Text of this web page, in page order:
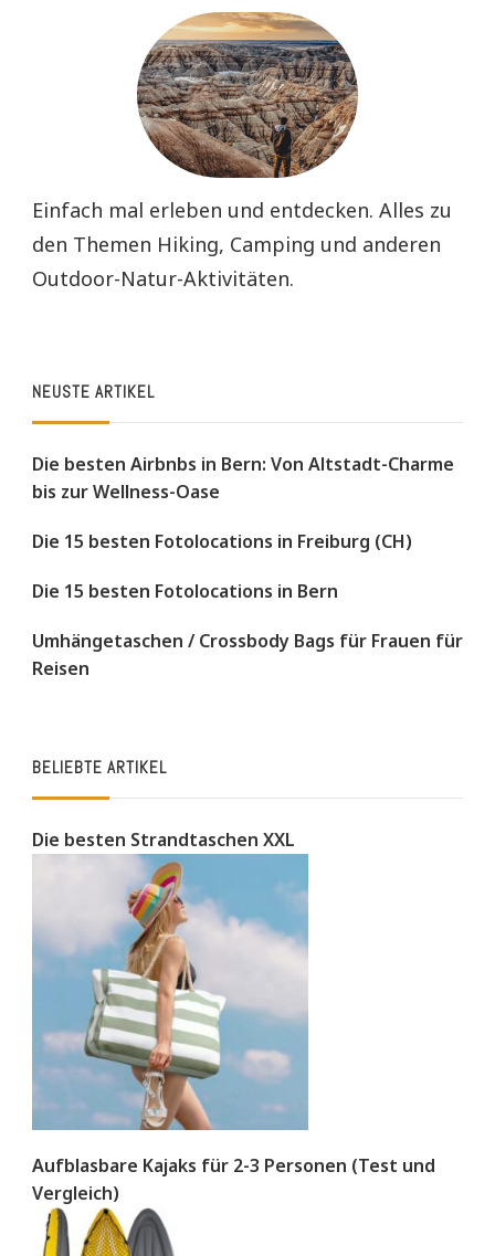
Einfach mal erleben und entdecken. Alles zu
den Themen Hiking, Camping und anderen
Outdoor-Natur-Aktivitäten.
NEUSTE ARTIKEL
Die besten Airbnbs in Bern: Von Altstadt-Charme
bis zur Wellness-Oase
Die 15 besten Fotolocations in Freiburg (CH)
Die 15 besten Fotolocations in Bern
Umhängetaschen / Crossbody Bags für Frauen für
Reisen
BELIEBTE ARTIKEL
Die besten Strandtaschen XXL
Aufblasbare Kajaks für 2-3 Personen (Test und
Vergleich)